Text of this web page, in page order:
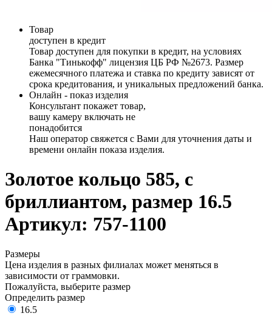
Товар
доступен в кредит
Товар доступен для покупки в кредит, на условиях
Банка "Тинькофф" лицензия ЦБ РФ №2673. Размер
ежемесячного платежа и ставка по кредиту зависят от
срока кредитования, и уникальных предложений банка.
Онлайн - показ изделия
Консультант покажет товар,
вашу камеру включать не
понадобится
Наш оператор свяжется с Вами для уточнения даты и
времени онлайн показа изделия.
Золотое кольцо 585, с
бриллиантом, размер 16.5
Артикул: 757-1100
Размеры
Цена изделия в разных филиалах может меняться в
зависимости от граммовки.
Пожалуйста, выберите размер
Определить размер
16.5